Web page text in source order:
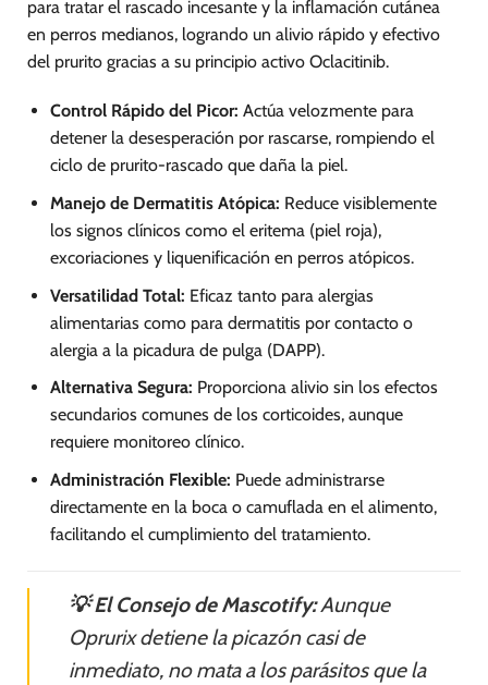
para tratar el rascado incesante y la inflamación cutánea
en perros medianos, logrando un alivio rápido y efectivo
del prurito gracias a su principio activo Oclacitinib.
Control Rápido del Picor: Actúa velozmente para
detener la desesperación por rascarse, rompiendo el
ciclo de prurito-rascado que daña la piel.
Manejo de Dermatitis Atópica: Reduce visiblemente
los signos clínicos como el eritema (piel roja),
excoriaciones y liquenificación en perros atópicos.
Versatilidad Total: Eficaz tanto para alergias
alimentarias como para dermatitis por contacto o
alergia a la picadura de pulga (DAPP).
Alternativa Segura: Proporciona alivio sin los efectos
secundarios comunes de los corticoides, aunque
requiere monitoreo clínico.
Administración Flexible: Puede administrarse
directamente en la boca o camuflada en el alimento,
facilitando el cumplimiento del tratamiento.
💡 El Consejo de Mascotify:Aunque
Oprurix detiene la picazón casi de
inmediato, no mata a los parásitos que la